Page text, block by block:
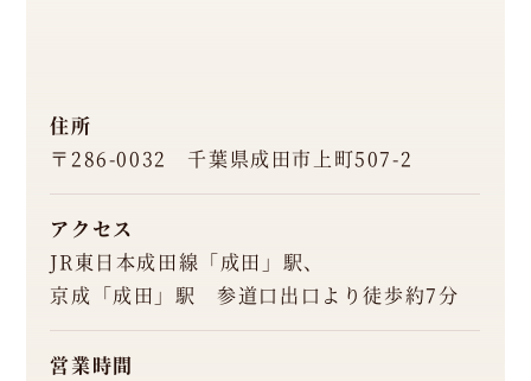
住所
〒286-0032 千葉県成田市上町507-2
アクセス
JR東日本成田線「成田」駅、
京成「成田」駅 参道口出口より徒歩約7分
営業時間